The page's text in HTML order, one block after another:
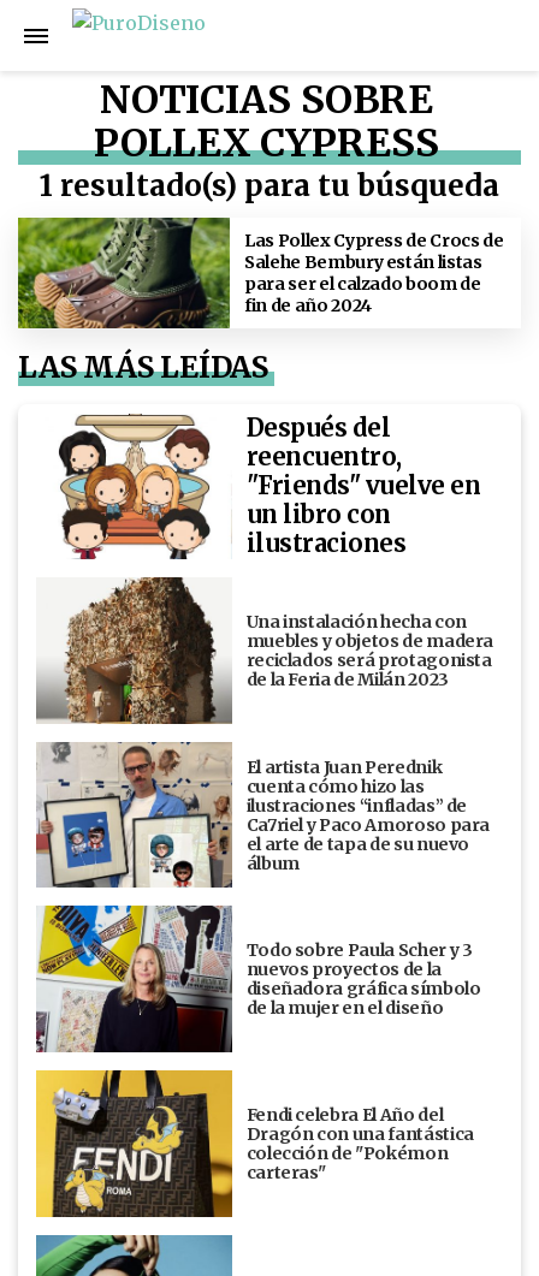
NOTICIAS SOBRE
POLLEX CYPRESS
1 resultado(s) para tu búsqueda
Las Pollex Cypress de Crocs de
Salehe Bembury están listas
para ser el calzado boom de
fin de año 2024
LAS MÁS LEÍDAS
Después del
reencuentro,
"Friends" vuelve en
un libro con
ilustraciones
Una instalación hecha con
muebles y objetos de madera
reciclados será protagonista
de la Feria de Milán 2023
El artista Juan Perednik
cuenta cómo hizo las
ilustraciones “infladas” de
Ca7riel y Paco Amoroso para
el arte de tapa de su nuevo
álbum
Todo sobre Paula Scher y 3
nuevos proyectos de la
diseñadora gráfica símbolo
de la mujer en el diseño
Fendi celebra El Año del
Dragón con una fantástica
colección de "Pokémon
carteras"